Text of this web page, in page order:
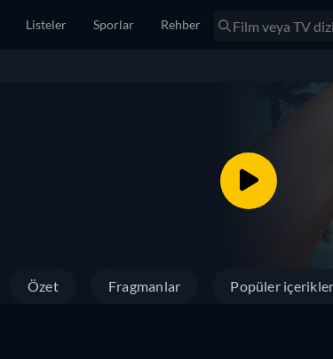
Listeler Sporlar Rehber
Özet Fragmanlar Popüler içerikler